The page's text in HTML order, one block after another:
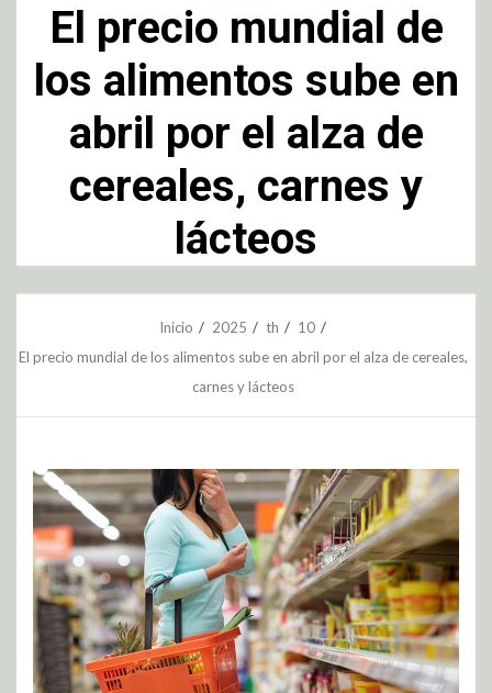
El precio mundial de
los alimentos sube en
abril por el alza de
cereales, carnes y
lácteos
Inicio 2025 th
10
El precio mundial de los alimentos sube en abril por el alza de cereales,
carnes y lácteos